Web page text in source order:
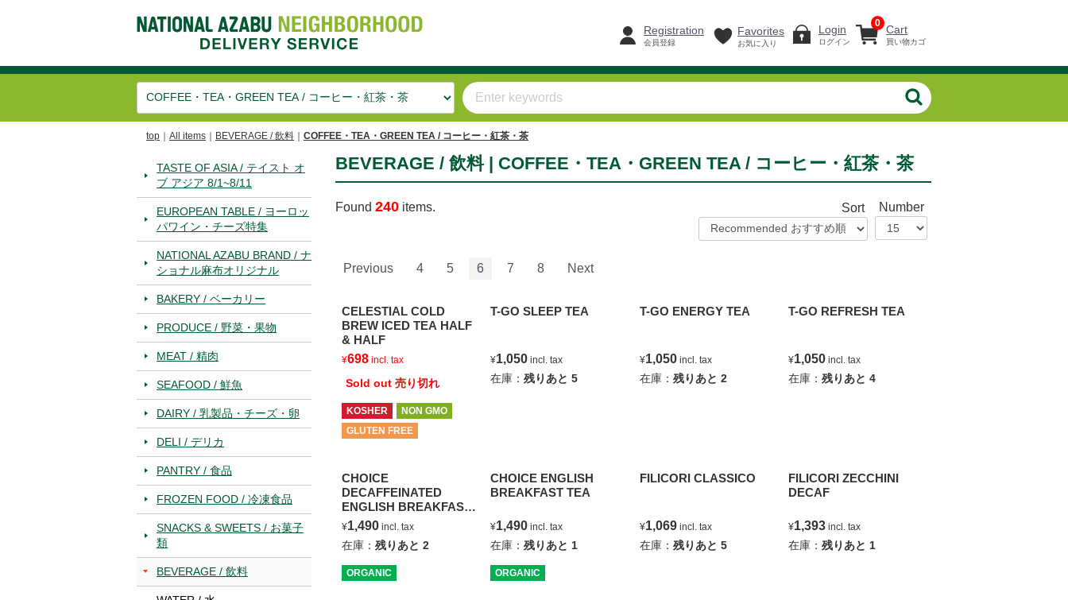
Cart
買い物カゴ
0
Registration
会員登録
Favorites
お気に入り
Login
ログイン
top All items BEVERAGE / 飲料 COFFEE・TEA・GREEN TEA / コーヒー・紅茶・茶
TASTE OF ASIA / テイスト オ
ブ アジア 8/1~8/11
EUROPEAN TABLE / ヨーロッ
パワイン・チーズ特集
NATIONAL AZABU BRAND / ナ
ショナル麻布オリジナル
BAKERY / ベーカリー
PRODUCE / 野菜・果物
MEAT / 精肉
SEAFOOD / 鮮魚
DAIRY / 乳製品・チーズ・卵
DELI / デリカ
PANTRY / 食品
FROZEN FOOD / 冷凍食品
SNACKS & SWEETS / お菓子
類
BEVERAGE / 飲料
BEVERAGE / 飲料 | COFFEE・TEA・GREEN TEA / コーヒー・紅茶・茶
Found 240 items. Sort Number
Previous 4 5 6 7 8 Next
CELESTIAL COLD
BREW ICED TEA HALF
& HALF
¥698incl. tax
Sold out 売り切れ
KOSHER
NON GMO
GLUTEN FREE
T-GO SLEEP TEA
¥1,050 incl. tax
在庫： 残りあと 5
T-GO ENERGY TEA
¥1,050incl. tax
在庫： 残りあと 2
T-GO REFRESH TEA
¥1,050 incl. tax
在庫： 残りあと 4
CHOICE
DECAFFEINATED
ENGLISH BREAKFAST
TEA
¥1,490incl. tax
在庫： 残りあと 2
ORGANIC
CHOICE ENGLISH
BREAKFAST TEA
¥1,490 incl. tax
在庫： 残りあと 1
ORGANIC
FILICORI CLASSICO
¥1,069incl. tax
在庫： 残りあと 5
FILICORI ZECCHINI
DECAF
¥1,393 incl. tax
在庫： 残りあと 1